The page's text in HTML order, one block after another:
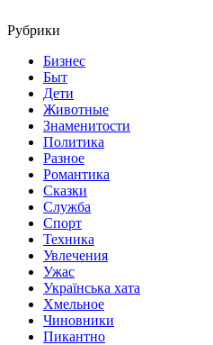
Рубрики
Бизнес
Быт
Дети
Животные
Знаменитости
Политика
Разное
Романтика
Сказки
Служба
Спорт
Техника
Увлечения
Ужас
Українська хата
Хмельное
Чиновники
Пикантно